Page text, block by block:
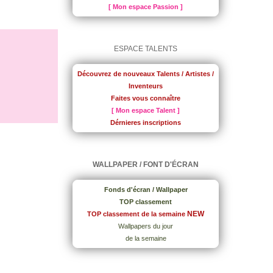
[ Mon espace Passion ]
ESPACE TALENTS
Découvrez de nouveaux Talents / Artistes /
Inventeurs
Faites vous connaître
[ Mon espace Talent ]
Dérnieres inscriptions
WALLPAPER / FONT D'ÉCRAN
Fonds d'écran / Wallpaper
TOP classement
TOP classement de la semaine NEW
Wallpapers du jour
de la semaine